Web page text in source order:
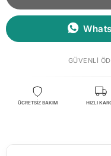
GÜVENLI
ÜCRETSİZ BAKIM HIZLI